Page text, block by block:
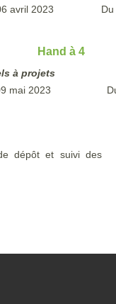
avril 2023
Hand à 4
à projets
mai 2023
dépôt et suivi des